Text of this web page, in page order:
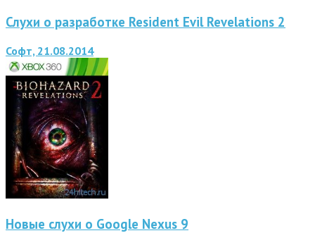
Слухи о разработке Resident Evil Revelations 2
Софт, 21.08.2014
Новые слухи о Google Nexus 9